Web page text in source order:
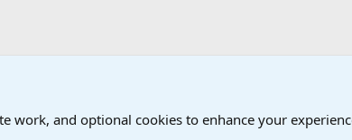
work, and optional cookies to enhance your